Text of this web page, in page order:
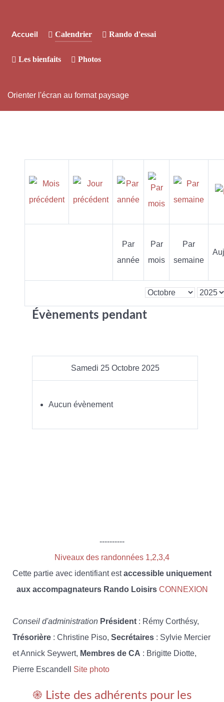
Accueil Calendrier Rando d'essai
Les bienfaits Photos
Orienter l'écran au format paysage
Par
année
Par
mois
Par
semaine
Évènements pendant
Samedi 25 Octobre 2025
Aucun évènement
----------
Niveaux des randonnées 1,2,3,4
Cette partie avec identifiant estaccessible uniquement
aux accompagnateurs Rando Loisirs CONNEXION
Conseil d'administration Président : Rémy Corthésy,
Trésorière : Christine Piso, Secrétaires : Sylvie Mercier
et Annick Seywert, Membres de CA : Brigitte Diotte,
Pierre Escandell Site photo
֎ Liste des adhérents pour les